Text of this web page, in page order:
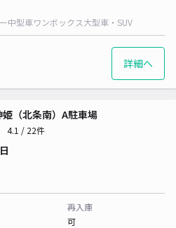
中型車ワンボックス大型車・SUV
詳細へ
姫（北条南）A駐車場
4.1 / 22件
再入庫
可